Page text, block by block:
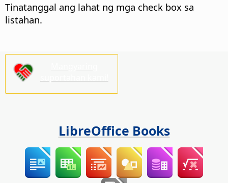
Tinatanggal ang lahat ng mga check box sa
listahan.
LibreOffice Books